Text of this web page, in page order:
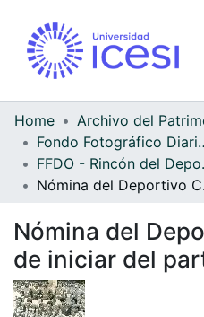
Home
Fondo
FFDO
Nómina del
de iniciar del